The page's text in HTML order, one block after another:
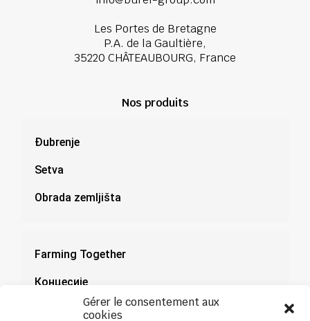
Gérer le consentement aux
cookies
Les Portes de Bretagne
P.A. de la Gaultière,
35220 CHÂTEAUBOURG, France
Nos produits
Đubrenje
Setva
Obrada zemljišta
Farming Together
Концесије
Документација